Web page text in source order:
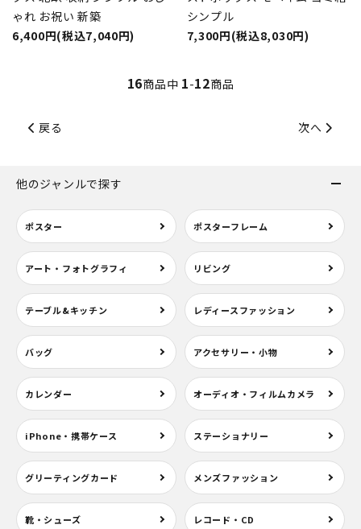
ゃれ お祝い 新築
6,400円(税込7,040円)
シンプル
7,300円(税込8,030円)
16商品中 1-12商品
戻る 次へ
他のジャンルで探す
ポスター ポスターフレーム
アート・フォトグラフィ リビング
テーブル&キッチン レディースファッション
バッグ アクセサリー・小物
カレンダー オーディオ・フィルムカメラ
iPhone・携帯ケース ステーショナリー
グリーティングカード メンズファッション
靴・シューズ レコード・CD